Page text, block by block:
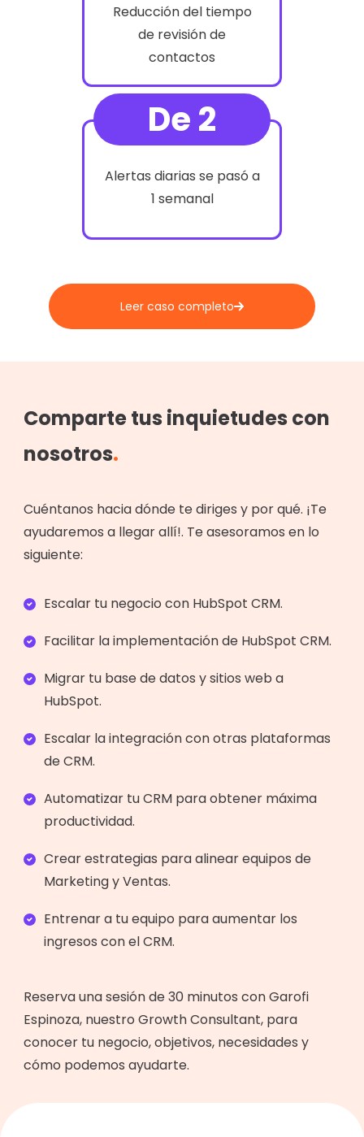
Reducción del tiempo
de revisión de
contactos
De 2
Alertas diarias se pasó a
1 semanal
Leer caso completo
Comparte tus inquietudes con
nosotros.
Cuéntanos hacia dónde te diriges y por qué. ¡Te
ayudaremos a llegar allí!. Te asesoramos en lo
siguiente:
Escalar tu negocio con HubSpot CRM.
Facilitar la implementación de HubSpot CRM.
Migrar tu base de datos y sitios web a
HubSpot.
Escalar la integración con otras plataformas
de CRM.
Automatizar tu CRM para obtener máxima
productividad.
Crear estrategias para alinear equipos de
Marketing y Ventas.
Entrenar a tu equipo para aumentar los
ingresos con el CRM.
Reserva una sesión de 30 minutos con Garofi
Espinoza, nuestro Growth Consultant, para
conocer tu negocio, objetivos, necesidades y
cómo podemos ayudarte.